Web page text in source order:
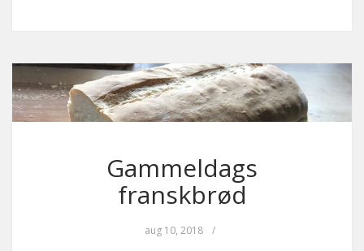
Gammeldags
franskbrød
aug 10, 2018 /